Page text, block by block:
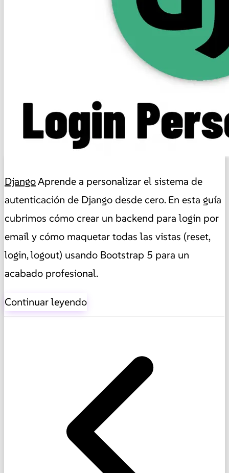
DjangoAprende a personalizar el sistema de
autenticación de Django desde cero. En esta guía
cubrimos cómo crear un backend para login por
email y cómo maquetar todas las vistas (reset,
login, logout) usando Bootstrap 5 para un
acabado profesional.
Continuar leyendo